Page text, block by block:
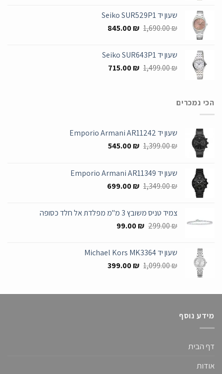
1,749.00 ₪.
990.00 ₪.
שעון יד Seiko SUR529P1
1,690.00₪
המחיר
1,690.00 ₪.
845.00₪
המחיר
845.00 ₪.
שעון יד Seiko SUR643P1
1,499.00₪
המחיר
715.00₪
המחיר
הכי נמכרים
שעון יד Emporio Armani AR11242
1,399.00₪
המחיר
1,399.00 ₪.
545.00₪
המחיר
545.00 ₪.
שעון יד Emporio Armani AR11349
1,349.00₪
המחיר
1,349.00 ₪.
699.00₪
המחיר
699.00 ₪.
צמיד טניס משובץ 3 מ"מ מפלדת אל חלד כסופה
299.00₪
המחיר
299.00 ₪.
99.00₪
המחיר
99.00 ₪.
שעון יד Michael Kors MK3364
1,099.00₪
המחיר
1,099.00 ₪.
399.00₪
המחיר
399.00 ₪.
מידע נוסף
דף הבית
אודות